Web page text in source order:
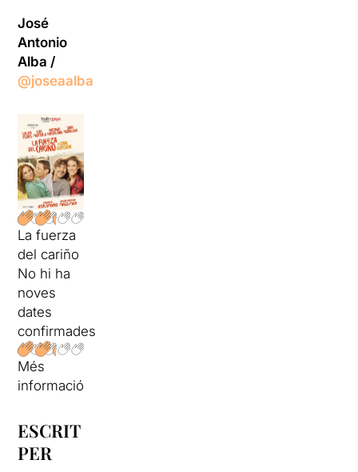
José
Antonio
Alba /
@joseaalba
La fuerza
del cariño
No hi ha
noves
dates
confirmades
Més
informació
ESCRIT
PER